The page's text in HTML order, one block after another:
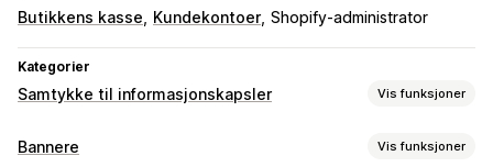
Butikkens kasse Kundekontoer Shopify-administrator
Kategorier
Samtykke til informasjonskapsler Vis funksjoner
Visningsalternativer
Bannere Vis funksjoner